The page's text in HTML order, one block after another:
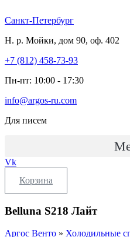
к
Санкт-Петербург
Н. р. Мойки, дом 90, оф. 402
+7 (812) 458-73-93
Пн-пт: 10:00 - 17:30
info@argos-ru.com
Для писем
Vk
Корзина
Belluna S218 Лайт
Аргос Венто » Холодильные